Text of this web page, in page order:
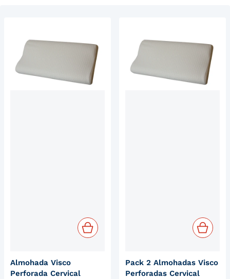
Almohada Visco
Perforada Cervical
Pack 2 Almohadas Visco
Perforadas Cervical